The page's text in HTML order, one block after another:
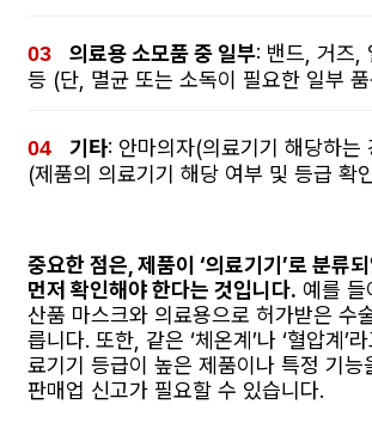
의료용 소모품 중 일부: 밴드, 거즈,
등 (단, 멸균 또는 소독이 필요한 일부
기타: 안마의자(의료기기 해당하는
(제품의 의료기기 해당 여부 및 등급 확
중요한 점은, 제품이 ‘의료기기’로 분류
먼저 확인해야 한다는 것입니다. 예를 들
산품 마스크와 의료용으로 허가받은 수
릅니다. 또한, 같은 ‘체온계’나 ‘혈압계’
료기기 등급이 높은 제품이나 특정 기능
판매업 신고가 필요할 수 있습니다.